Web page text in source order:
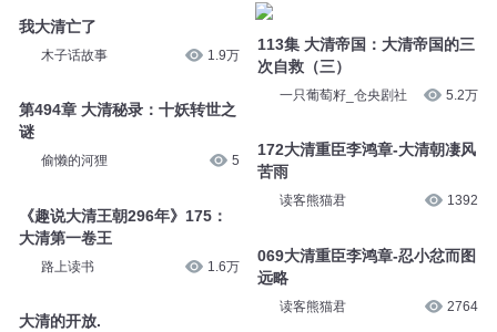
我大清亡了
木子话故事 1.9万
第494章 大清秘录：十妖转世之
谜
偷懒的河狸 5
《趣说大清王朝296年》175：
大清第一卷王
路上读书 1.6万
大清的开放.
113集 大清帝国：大清帝国的三
次自救（三）
一只葡萄籽_仓央剧社 5.2万
172大清重臣李鸿章-大清朝凄风
苦雨
读客熊猫君 1392
069大清重臣李鸿章-忍小忿而图
远略
读客熊猫君 2764